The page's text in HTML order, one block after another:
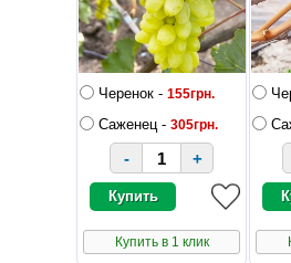
Черенок - 155грн.
Саженец - 305грн.
- +
Купить в 1 клик